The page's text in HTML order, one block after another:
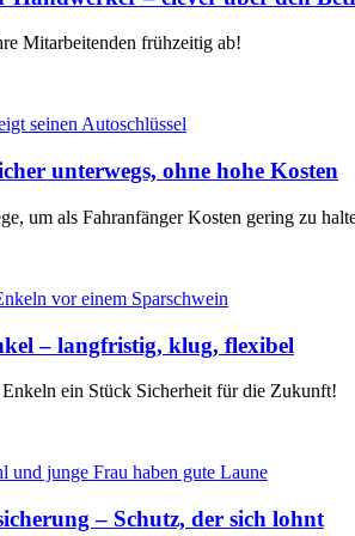
Mitarbeitenden frühzeitig ab!
unterwegs, ohne hohe Kosten
um als Fahranfänger Kosten gering zu
– langfristig, klug, flexibel
Enkeln ein Stück Sicherheit für die Zukunft!
– Schutz, der sich lohnt